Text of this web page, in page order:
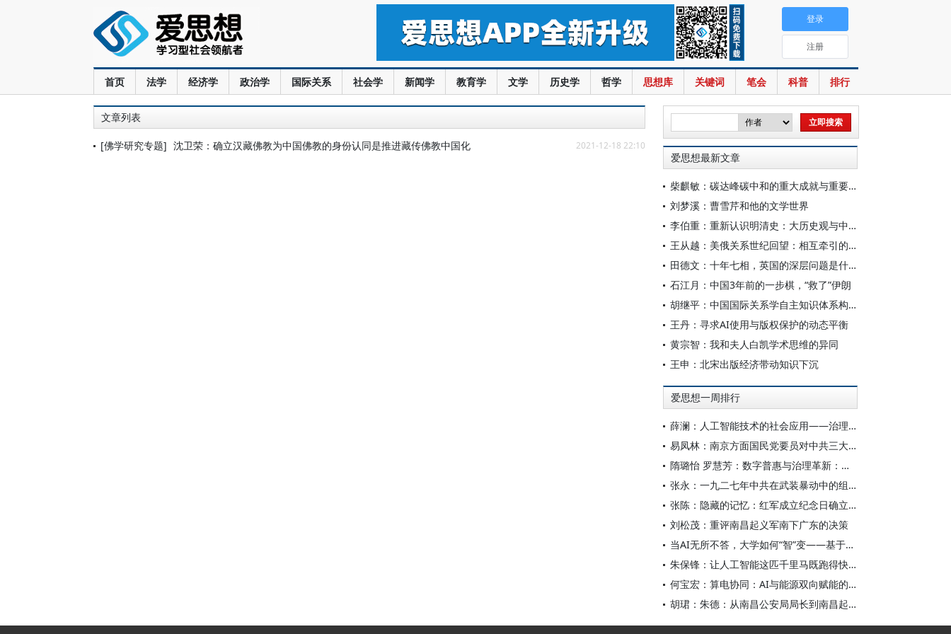
首页 法学 经济学 政治学 国际关系 社会学 新闻学 教育学 文学 历史学 哲学 思想库 关键词 笔会 科普 排行
登录
注册
文章列表
[佛学研究专题] 沈卫荣：确立汉藏佛教为中国佛教的身份认同是推进藏传佛教中国化 2021-12-18 22:10
爱思想最新文章
柴麒敏：碳达峰碳中和的重大成就与重要任务
刘梦溪：曹雪芹和他的文学世界
李伯重：重新认识明清史：大历史观与中国史学创新
王从越：美俄关系世纪回望：相互牵引的“双子星”
田德文：十年七相，英国的深层问题是什么
石江月：中国3年前的一步棋，“救了”伊朗
胡继平：中国国际关系学自主知识体系构建的时代转向
王丹：寻求AI使用与版权保护的动态平衡
黄宗智：我和夫人白凯学术思维的异同
王申：北宋出版经济带动知识下沉
爱思想一周排行
薛澜：人工智能技术的社会应用——治理挑战
易凤林：南京方面国民党要员对中共三大起义的反应
隋璐怡 罗慧芳：数字普惠与治理革新：中国人工智能赋能全球南方发展
张永：一九二七年中共在武装暴动中的组织转型
张陈：隐藏的记忆：红军成立纪念日确立前中共对南昌起义的纪念
刘松茂：重评南昌起义军南下广东的决策
当AI无所不答，大学如何“智”变——基于全国400余所高校本科生AI使用情况的调查与思考
朱保锋：让人工智能这匹千里马既跑得快又跑得稳
何宝宏：算电协同：AI与能源双向赋能的关键引擎
胡珺：朱德：从南昌公安局局长到南昌起义的“参谋和向导”